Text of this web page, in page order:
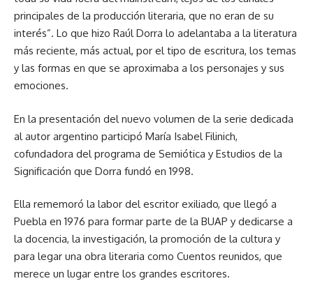
principales de la producción literaria, que no eran de su
interés”. Lo que hizo Raúl Dorra lo adelantaba a la literatura
más reciente, más actual, por el tipo de escritura, los temas
y las formas en que se aproximaba a los personajes y sus
emociones.
En la presentación del nuevo volumen de la serie dedicada
al autor argentino participó María Isabel Filinich,
cofundadora del programa de Semiótica y Estudios de la
Significación que Dorra fundó en 1998.
Ella rememoró la labor del escritor exiliado, que llegó a
Puebla en 1976 para formar parte de la BUAP y dedicarse a
la docencia, la investigación, la promoción de la cultura y
para legar una obra literaria como Cuentos reunidos, que
merece un lugar entre los grandes escritores.